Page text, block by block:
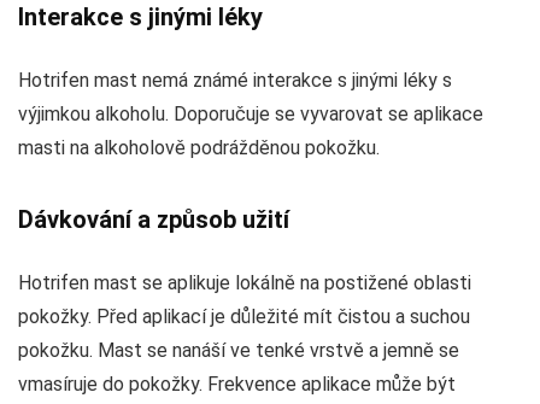
Interakce s jinými léky
Hotrifen mast nemá známé interakce s jinými léky s
výjimkou alkoholu. Doporučuje se vyvarovat se aplikace
masti na alkoholově podrážděnou pokožku.
Dávkování a způsob užití
Hotrifen mast se aplikuje lokálně na postižené oblasti
pokožky. Před aplikací je důležité mít čistou a suchou
pokožku. Mast se nanáší ve tenké vrstvě a jemně se
vmasíruje do pokožky. Frekvence aplikace může být